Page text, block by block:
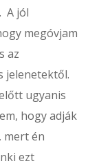
A jól
megóvjam
az
jelenetektől.
ugyanis
hogy adják
mert én
ezt